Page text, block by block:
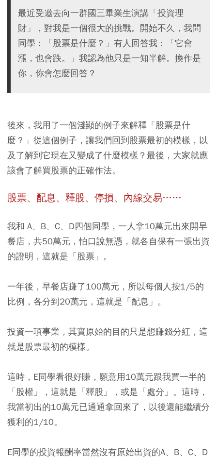
最近受邀去向一群國三畢業生演講「投資理
財」，對我是一個很大的挑戰。開始不久，我問
同學：「股票是什麼？」有人回答我：「它會
漲，也會跌。」我認為他只是一知半解。換作是
你，你會怎麼回答？
後來，我用了一個淺顯的例子來解釋「股票是什
麼？」從這個例子，讓我們回到股票最初的模樣，以
及了解到它現在又變成了什麼模樣？最後，大家就應
該會了解買股票的正確作法。
股票、配息、釋股、停損、內線交易……
我和 A、B、C、D四個同學，一人拿10萬元出來開早
餐店，共50萬元，怕口說無憑，就各自保有一張出資
的證明，這就是「股票」。
一年後，早餐店賺了100萬元，所以每個人按1/5的
比例，各分到20萬元，這就是「配息」。
投資一項事業，其實原始的目的只是想賺錢分紅，這
就是股票最初的模樣。
這時，E同學看很好賺，願意用10萬元跟我買一半的
「股權」，這就是「釋股」，或是「處分」。這時，
我當初出的10萬元已通通拿回來了，以後還能繼續分
獲利的1/10。
E同學的投資報酬率當然沒有原始出資的A、B、C、D